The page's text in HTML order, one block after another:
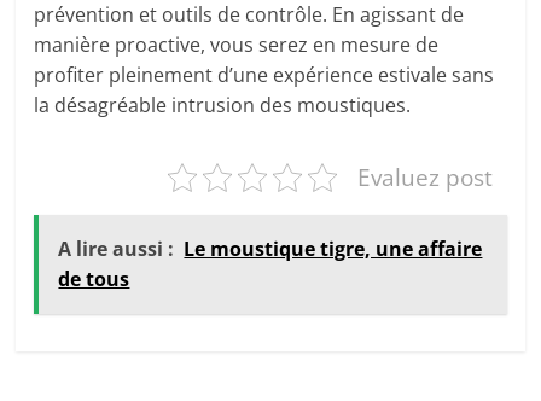
prévention et outils de contrôle. En agissant de
manière proactive, vous serez en mesure de
profiter pleinement d’une expérience estivale sans
la désagréable intrusion des moustiques.
Evaluez post
A lire aussi : Le moustique tigre, une affaire
de tous